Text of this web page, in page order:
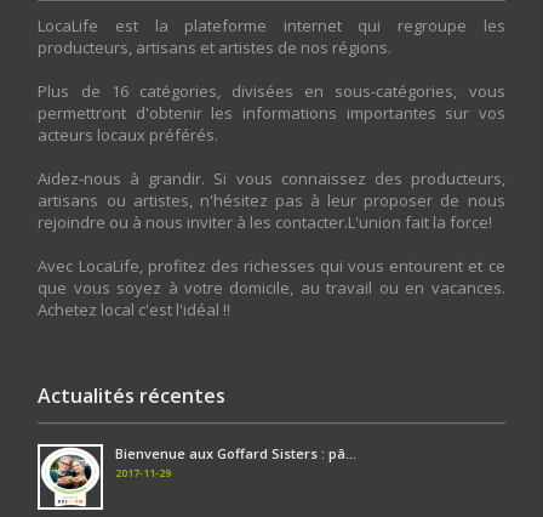
LocaLife est la plateforme internet qui regroupe les
producteurs, artisans et artistes de nos régions.
Plus de 16 catégories, divisées en sous-catégories, vous
permettront d'obtenir les informations importantes sur vos
acteurs locaux préférés.
Aidez-nous à grandir. Si vous connaissez des producteurs,
artisans ou artistes, n'hésitez pas à leur proposer de nous
rejoindre ou à nous inviter à les contacter.L'union fait la force!
Avec LocaLife, profitez des richesses qui vous entourent et ce
que vous soyez à votre domicile, au travail ou en vacances.
Achetez local c'est l'idéal !!
Actualités récentes
Bienvenue aux Goffard Sisters : pâ...
2017-11-29